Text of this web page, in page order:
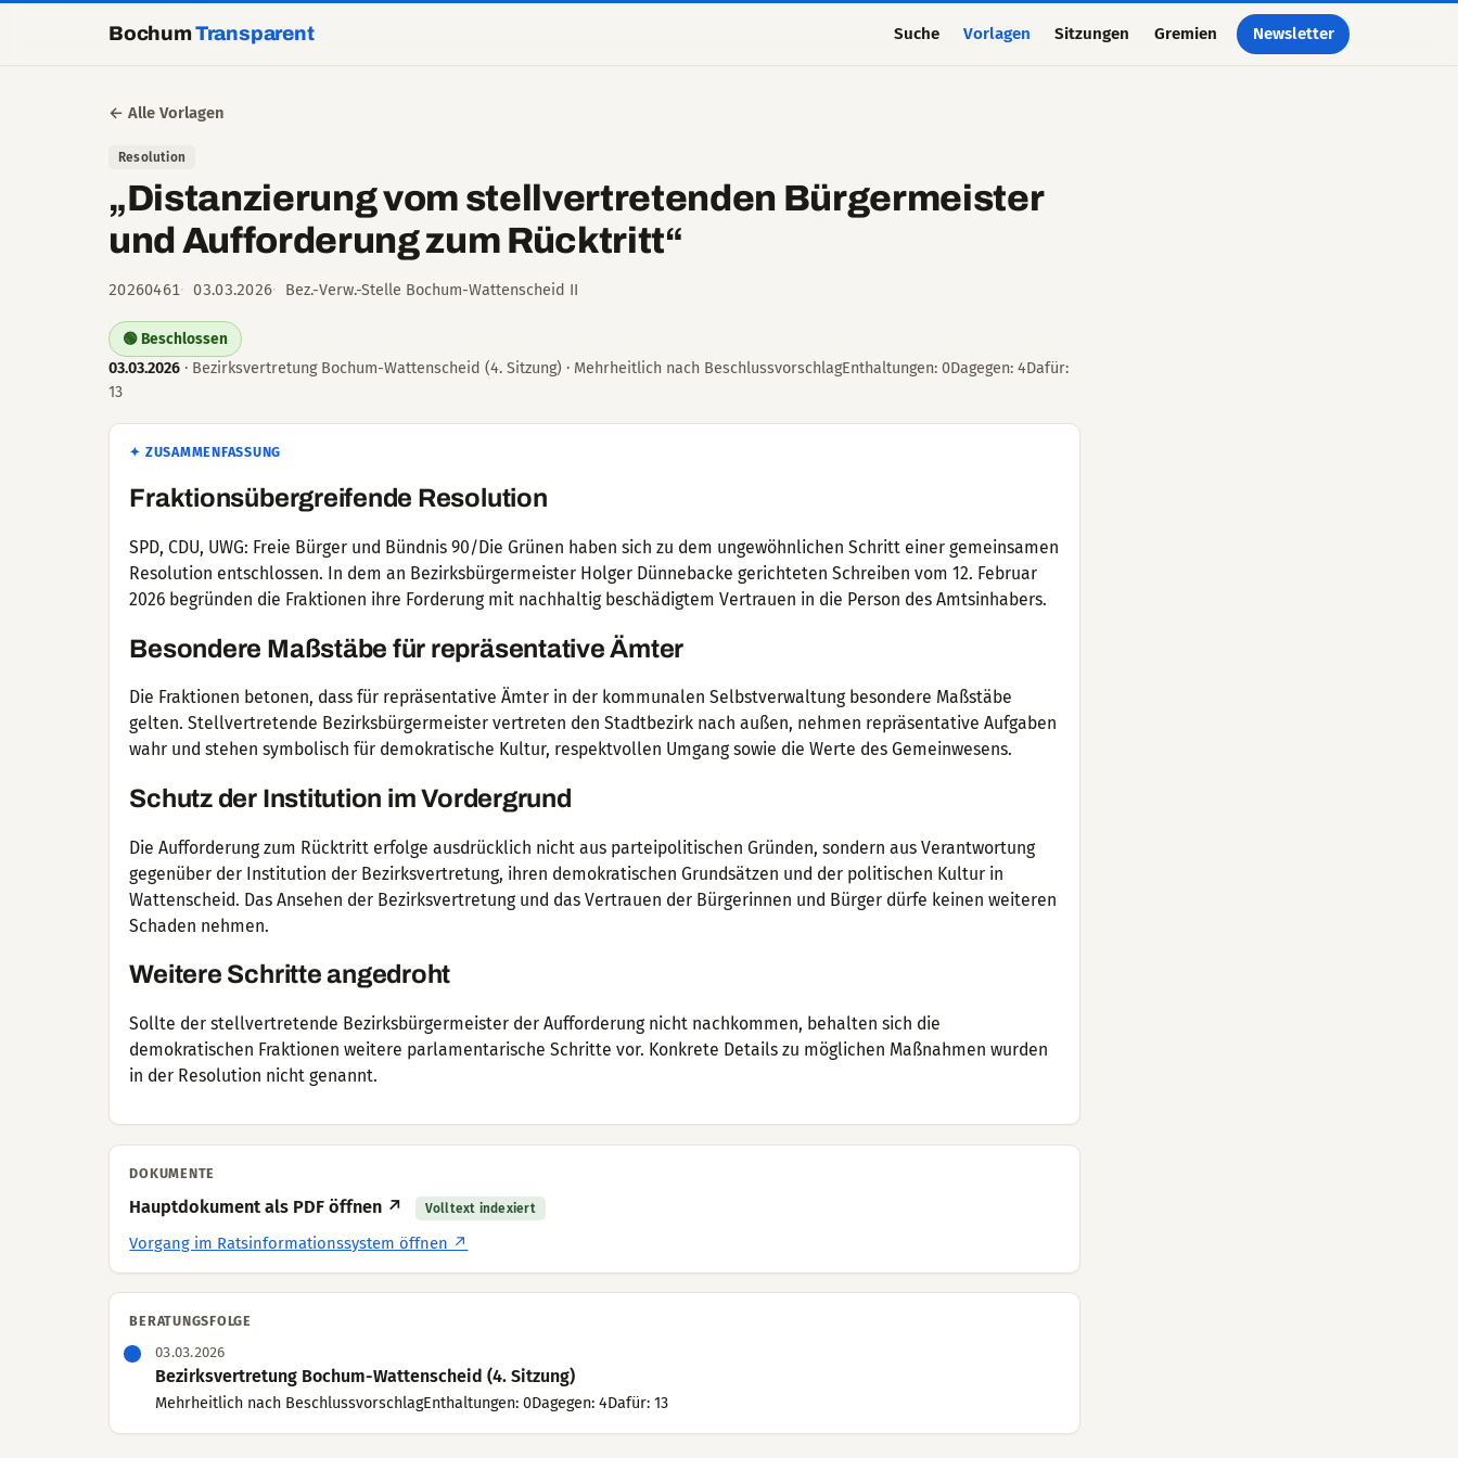
BochumTransparent Suche Vorlagen Sitzungen Gremien Newsletter
← Alle Vorlagen
Resolution
„Distanzierung vom stellvertretenden Bürgermeister
und Aufforderung zum Rücktritt“
20260461 03.03.2026 Bez.-Verw.-Stelle Bochum-Wattenscheid II
🟢 Beschlossen
03.03.2026 · Bezirksvertretung Bochum-Wattenscheid (4. Sitzung) · Mehrheitlich nach BeschlussvorschlagEnthaltungen: 0Dagegen: 4Dafür:
13
✦ ZUSAMMENFASSUNG
Fraktionsübergreifende Resolution
SPD, CDU, UWG: Freie Bürger und Bündnis 90/Die Grünen haben sich zu dem ungewöhnlichen Schritt einer gemeinsamen
Resolution entschlossen. In dem an Bezirksbürgermeister Holger Dünnebacke gerichteten Schreiben vom 12. Februar
2026 begründen die Fraktionen ihre Forderung mit nachhaltig beschädigtem Vertrauen in die Person des Amtsinhabers.
Besondere Maßstäbe für repräsentative Ämter
Die Fraktionen betonen, dass für repräsentative Ämter in der kommunalen Selbstverwaltung besondere Maßstäbe
gelten. Stellvertretende Bezirksbürgermeister vertreten den Stadtbezirk nach außen, nehmen repräsentative Aufgaben
wahr und stehen symbolisch für demokratische Kultur, respektvollen Umgang sowie die Werte des Gemeinwesens.
Schutz der Institution im Vordergrund
Die Aufforderung zum Rücktritt erfolge ausdrücklich nicht aus parteipolitischen Gründen, sondern aus Verantwortung
gegenüber der Institution der Bezirksvertretung, ihren demokratischen Grundsätzen und der politischen Kultur in
Wattenscheid. Das Ansehen der Bezirksvertretung und das Vertrauen der Bürgerinnen und Bürger dürfe keinen weiteren
Schaden nehmen.
Weitere Schritte angedroht
Sollte der stellvertretende Bezirksbürgermeister der Aufforderung nicht nachkommen, behalten sich die
demokratischen Fraktionen weitere parlamentarische Schritte vor. Konkrete Details zu möglichen Maßnahmen wurden
in der Resolution nicht genannt.
DOKUMENTE
Hauptdokument als PDF öffnen ↗ Volltext indexiert
Vorgang im Ratsinformationssystem öffnen ↗
BERATUNGSFOLGE
03.03.2026
Bezirksvertretung Bochum-Wattenscheid (4. Sitzung)
Mehrheitlich nach BeschlussvorschlagEnthaltungen: 0Dagegen: 4Dafür: 13